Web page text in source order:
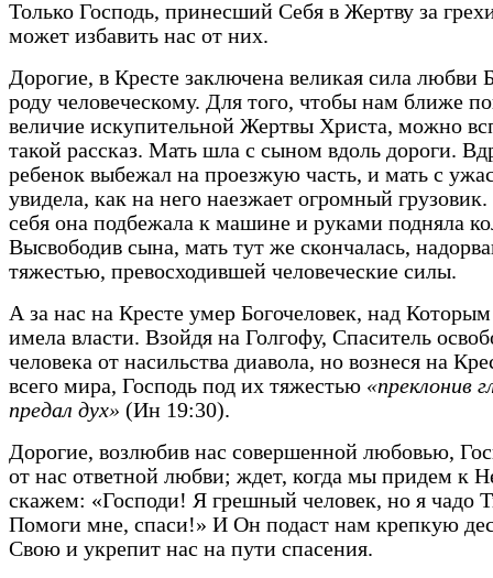
Только Господь, принесший Себя в Жертву за
может избавить нас от них.
Дорогие, в Кресте заключена великая сила любви
роду человеческому. Для того, чтобы нам ближе
величие искупительной Жертвы Христа, можно
такой рассказ. Мать шла с сыном вдоль дороги.
ребенок выбежал на проезжую часть, и мать с
увидела, как на него наезжает огромный
себя она подбежала к машине и руками подняла
Высвободив сына, мать тут же скончалась,
тяжестью, превосходившей человеческие силы.
А за нас на Кресте умер Богочеловек, над
имела власти. Взойдя на Голгофу, Спаситель
человека от насильства диавола, но вознеся на
всего мира, Господь под их тяжестью «преклонив
предал дух» (Ин 19:30).
Дорогие, возлюбив нас совершенной любовью,
от нас ответной любви; ждет, когда мы придем к
скажем: «Господи! Я грешный человек, но я чадо
Помоги мне, спаси!» И Он подаст нам крепкую
Свою и укрепит нас на пути спасения.